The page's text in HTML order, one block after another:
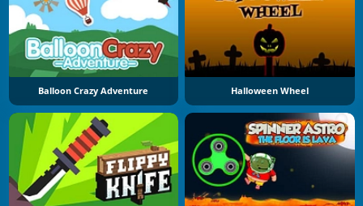
Balloon Crazy Adventure Halloween Wheel